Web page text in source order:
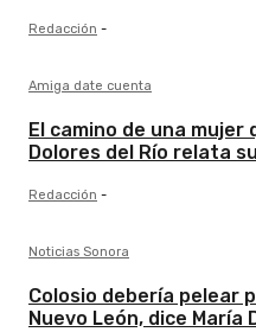
Redacción -
Amiga date cuenta
El camino de una
Dolores del Río relata
Redacción -
Noticias Sonora
Colosio debería pelear
Nuevo León, dice María